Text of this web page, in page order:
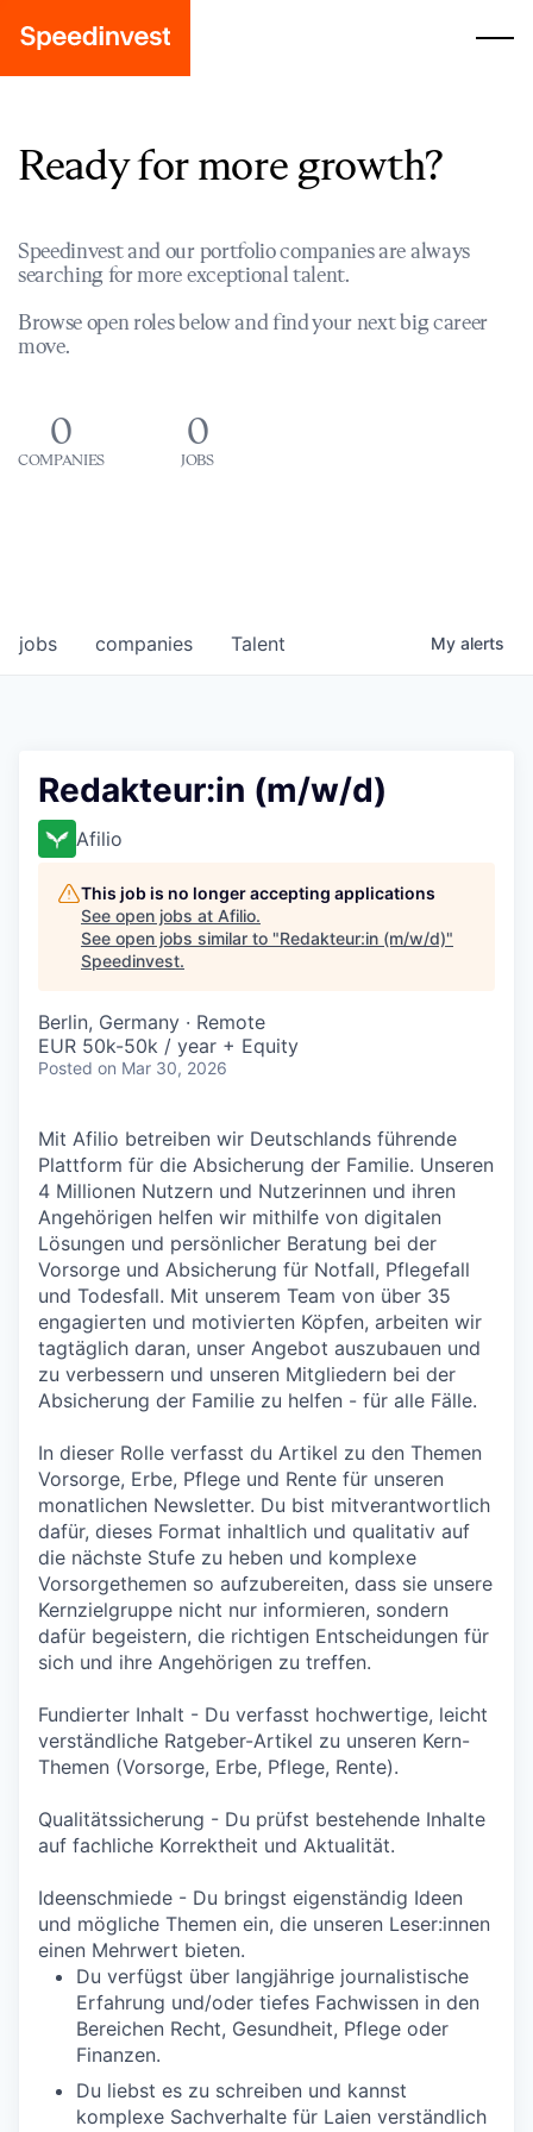
Ready for more growth?
Speedinvest and our portfolio companies are always
searching for more exceptional talent.
Browse open roles below and find your next big career
move.
0
COMPANIES
0
JOBS
jobs companies Talent My alerts
Redakteur:in (m/w/d)
Afilio
This job is no longer accepting applications
See open jobs at Afilio.
See open jobs similar to "Redakteur:in (m/w/d)"
Speedinvest.
Berlin, Germany · Remote
EUR 50k-50k / year + Equity
Posted on Mar 30, 2026
Mit Afilio betreiben wir Deutschlands führende
Plattform für die Absicherung der Familie. Unseren
4 Millionen Nutzern und Nutzerinnen und ihren
Angehörigen helfen wir mithilfe von digitalen
Lösungen und persönlicher Beratung bei der
Vorsorge und Absicherung für Notfall, Pflegefall
und Todesfall. Mit unserem Team von über 35
engagierten und motivierten Köpfen, arbeiten wir
tagtäglich daran, unser Angebot auszubauen und
zu verbessern und unseren Mitgliedern bei der
Absicherung der Familie zu helfen - für alle Fälle.
In dieser Rolle verfasst du Artikel zu den Themen
Vorsorge, Erbe, Pflege und Rente für unseren
monatlichen Newsletter. Du bist mitverantwortlich
dafür, dieses Format inhaltlich und qualitativ auf
die nächste Stufe zu heben und komplexe
Vorsorgethemen so aufzubereiten, dass sie unsere
Kernzielgruppe nicht nur informieren, sondern
dafür begeistern, die richtigen Entscheidungen für
sich und ihre Angehörigen zu treffen.
Fundierter Inhalt - Du verfasst hochwertige, leicht
verständliche Ratgeber-Artikel zu unseren Kern-
Themen (Vorsorge, Erbe, Pflege, Rente).
Qualitätssicherung - Du prüfst bestehende Inhalte
auf fachliche Korrektheit und Aktualität.
Ideenschmiede - Du bringst eigenständig Ideen
und mögliche Themen ein, die unseren Leser:innen
einen Mehrwert bieten.
Du verfügst über langjährige journalistische
Erfahrung und/oder tiefes Fachwissen in den
Bereichen Recht, Gesundheit, Pflege oder
Finanzen.
Du liebst es zu schreiben und kannst
komplexe Sachverhalte für Laien verständlich